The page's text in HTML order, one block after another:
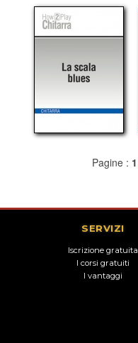
Pagine : 1
SERVIZI
Iscrizione gratuita
I corsi gratuiti
I vantaggi